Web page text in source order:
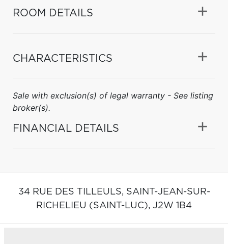
ROOM DETAILS
CHARACTERISTICS
Sale with exclusion(s) of legal warranty - See listing
broker(s).
FINANCIAL DETAILS
34 RUE DES TILLEULS, SAINT-JEAN-SUR-
RICHELIEU (SAINT-LUC), J2W 1B4